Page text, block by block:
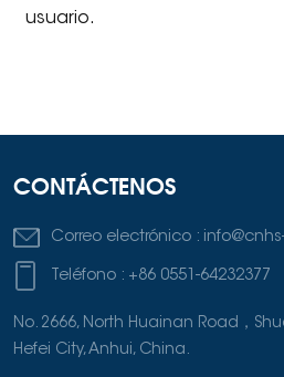
usuario.
CONTÁCTENOS
Correo electrónico :
Teléfono : +86 0551-64232377
No. 2666, North Huainan Road，
Hefei City, Anhui, China.